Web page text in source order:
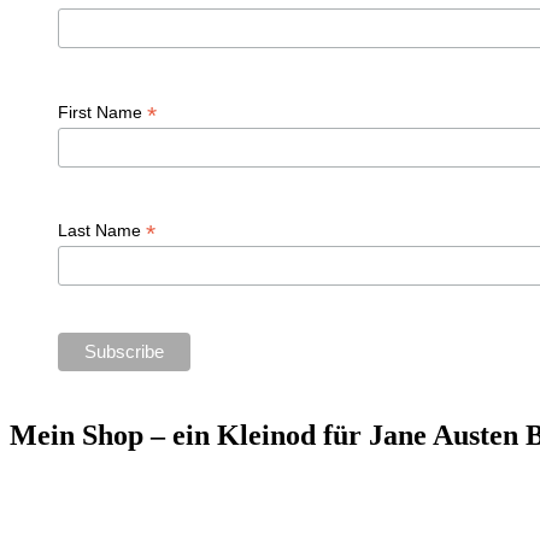
First Name *
Last Name *
Mein Shop – ein Kleinod für Jane Austen